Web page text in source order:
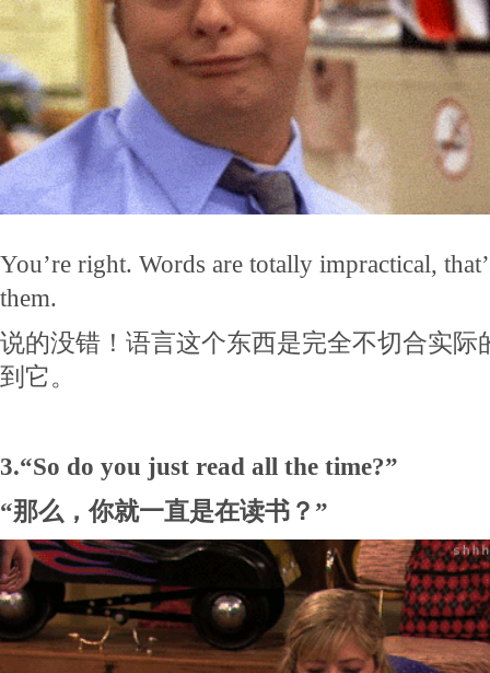
You’re right. Words are totally impractical,
them.
说的没错！语言这个东西是完全不切合实际
到它。
3.“So do you just read all the time?”
“那么，你就一直是在读书？”